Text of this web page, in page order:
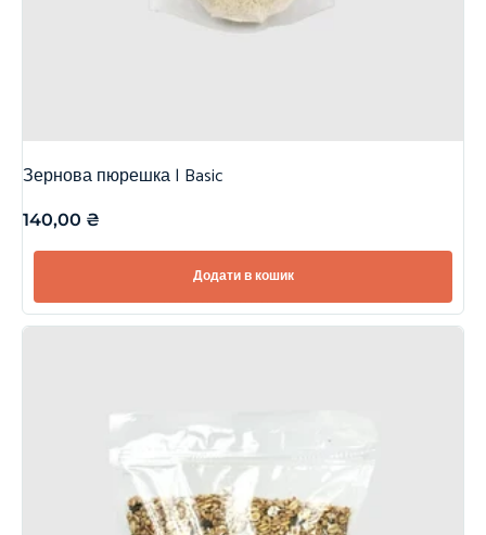
Зернова пюрешка | Basic
140,00 ₴
Додати в кошик